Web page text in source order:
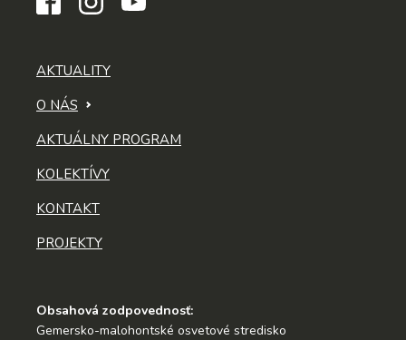
AKTUALITY
O NÁS
AKTUÁLNY PROGRAM
KOLEKTÍVY
KONTAKT
PROJEKTY
Obsahová zodpovednosť:
Gemersko-malohontské osvetové stredisko